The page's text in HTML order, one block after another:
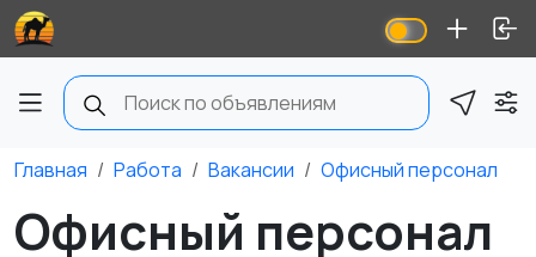
Главная Работа Вакансии Офисный персонал
Офисный персонал